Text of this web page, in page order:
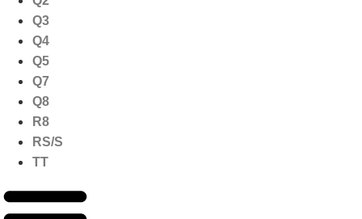
Q3
Q4
Q5
Q7
Q8
R8
RS/S
TT